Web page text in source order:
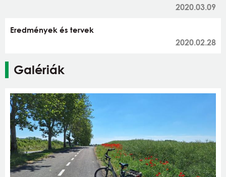
2020.03.09
Eredmények és tervek
2020.02.28
Galériák